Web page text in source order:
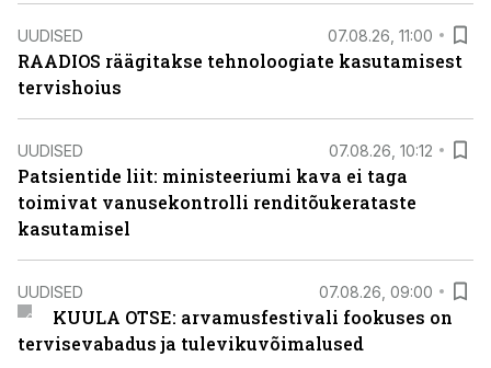
UUDISED 07.08.26, 11:00
RAADIOS räägitakse tehnoloogiate kasutamisest
tervishoius
UUDISED 07.08.26, 10:12
Patsientide liit: ministeeriumi kava ei taga
toimivat vanusekontrolli renditõukerataste
kasutamisel
UUDISED 07.08.26, 09:00
KUULA OTSE: arvamusfestivali fookuses on
tervisevabadus ja tulevikuvõimalused